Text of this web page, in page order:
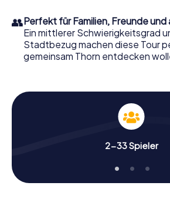
👥Perfekt für Familien, Freunde und
Ein mittlerer Schwierigkeitsgrad
Stadtbezug machen diese Tour
gemeinsam Thorn entdecken
2-33 Spieler